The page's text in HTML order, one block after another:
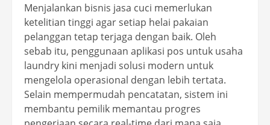
Menjalankan bisnis jasa cuci memerlukan
ketelitian tinggi agar setiap helai pakaian
pelanggan tetap terjaga dengan baik. Oleh
sebab itu, penggunaan aplikasi pos untuk usaha
laundry kini menjadi solusi modern untuk
mengelola operasional dengan lebih tertata.
Selain mempermudah pencatatan, sistem ini
membantu pemilik memantau progres